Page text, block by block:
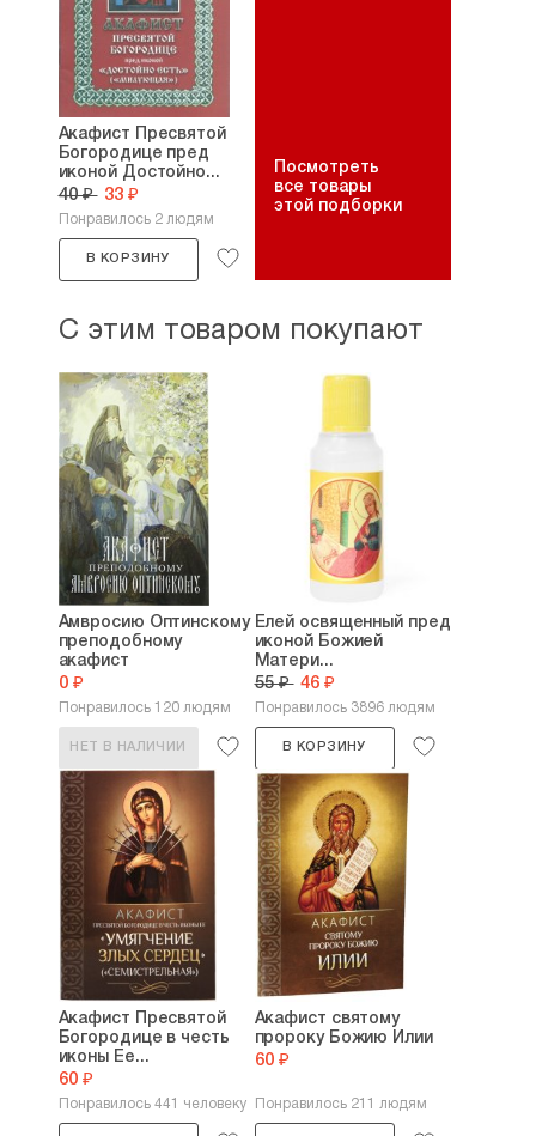
Акафист Пресвятой
Богородице пред
иконой Достойно...
40 ₽ 33 ₽
Понравилось 2 людям
В КОРЗИНУ
Посмотреть
все товары
этой подборки
С этим товаром покупают
Амвросию Оптинскому
преподобному
акафист
0 ₽
Понравилось 120 людям
НЕТ В НАЛИЧИИ
Елей освященный пред
иконой Божией
Матери...
55 ₽ 46 ₽
Понравилось 3896 людям
В КОРЗИНУ
Акафист Пресвятой
Богородице в честь
иконы Ее...
60 ₽
Понравилось 441 человеку
Акафист святому
пророку Божию Илии
60 ₽
Понравилось 211 людям